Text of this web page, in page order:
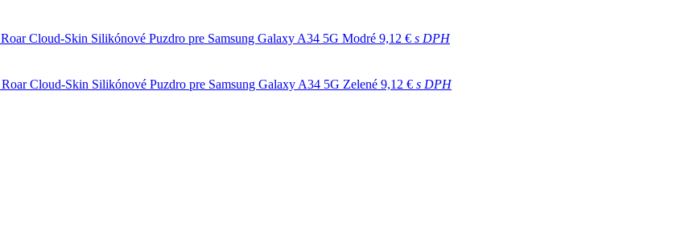
Roar Cloud-Skin Silikónové Puzdro pre Samsung Galaxy A34 5G Modré 9,12 € s DPH
Roar Cloud-Skin Silikónové Puzdro pre Samsung Galaxy A34 5G Zelené 9,12 € s DPH